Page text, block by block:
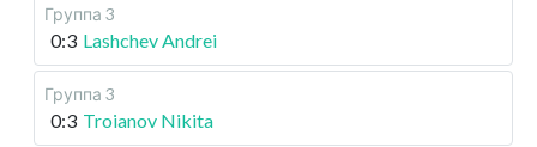
Группа 3
0:3 Lashchev Andrei
Группа 3
0:3 Troianov Nikita